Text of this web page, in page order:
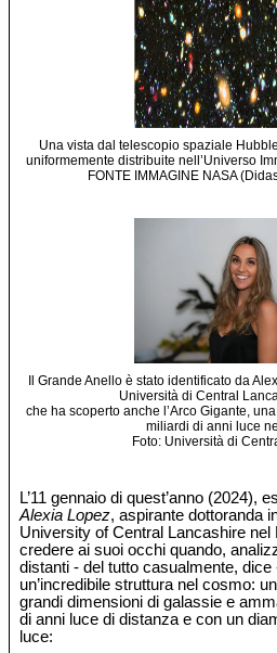
Una vista dal telescopio spaziale
uniformemente distribuite nell’Universo
FONTE IMMAGINE NASA
Il Grande Anello è stato identificato da
Università di Central
che ha scoperto anche l’Arco Gigante,
miliardi di anni luce
Foto: Università di
L’11 gennaio di quest’anno (2024),
Alexia Lopez, aspirante dottoranda
University of Central Lancashire nel
credere ai suoi occhi quando,
distanti - del tutto casualmente,
un’incredibile struttura nel cosmo:
grandi dimensioni di galassie e
di anni luce di distanza e con un
luce: